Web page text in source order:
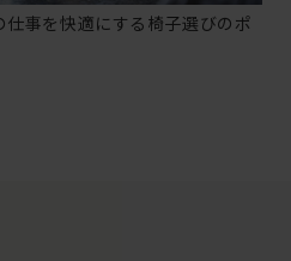
仕事を快適にする椅子選びのポ